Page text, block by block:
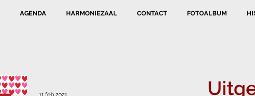
AGENDA HARMONIEZAAL CONTACT FOTOALBUM
11 feb 2021